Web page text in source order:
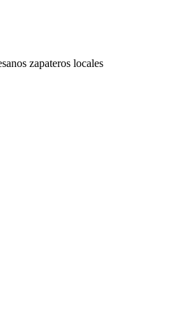
zapateros locales